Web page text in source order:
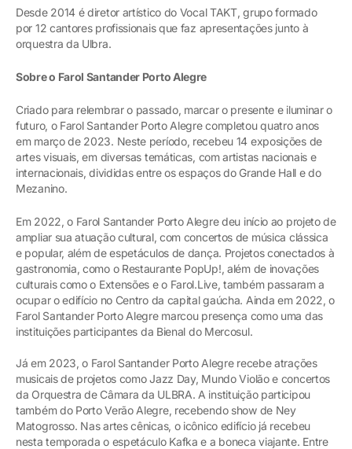
Desde 2014 é diretor artístico do Vocal TAKT, grupo formado
por 12 cantores profissionais que faz apresentações junto à
orquestra da Ulbra.
Sobre o Farol Santander Porto Alegre
Criado para relembrar o passado, marcar o presente e iluminar o
futuro, o Farol Santander Porto Alegre completou quatro anos
em março de 2023. Neste período, recebeu 14 exposições de
artes visuais, em diversas temáticas, com artistas nacionais e
internacionais, divididas entre os espaços do Grande Hall e do
Mezanino.
Em 2022, o Farol Santander Porto Alegre deu início ao projeto de
ampliar sua atuação cultural, com concertos de música clássica
e popular, além de espetáculos de dança. Projetos conectados à
gastronomia, como o Restaurante PopUp!, além de inovações
culturais como o Extensões e o Farol.Live, também passaram a
ocupar o edifício no Centro da capital gaúcha. Ainda em 2022, o
Farol Santander Porto Alegre marcou presença como uma das
instituições participantes da Bienal do Mercosul.
Já em 2023, o Farol Santander Porto Alegre recebe atrações
musicais de projetos como Jazz Day, Mundo Violão e concertos
da Orquestra de Câmara da ULBRA. A instituição participou
também do Porto Verão Alegre, recebendo show de Ney
Matogrosso. Nas artes cênicas, o icônico edifício já recebeu
nesta temporada o espetáculo Kafka e a boneca viajante. Entre